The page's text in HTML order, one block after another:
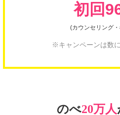
初回
(カウンセリング
※キャンペーンは数
のべ20万人